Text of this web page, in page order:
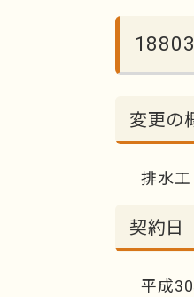
変更の
排水工
契約日
平成30